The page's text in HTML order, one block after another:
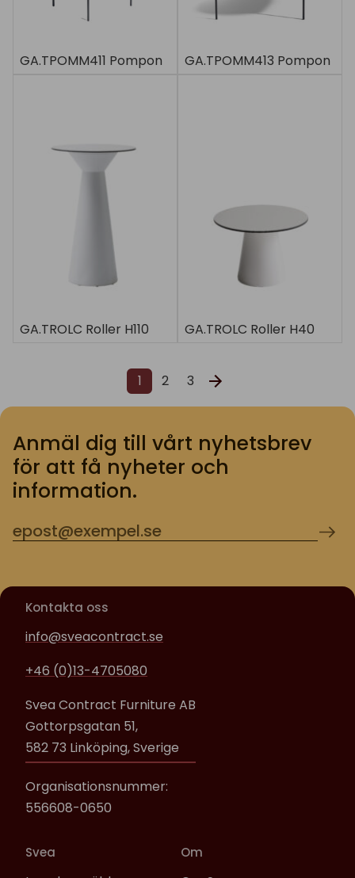
GA.TPOMM411 Pompon GA.TPOMM413 Pompon
GA.TROLC Roller H110 GA.TROLC Roller H40
1 2 3
Anmäl dig till vårt nyhetsbrev
för att få nyheter och
information.
Kontakta oss
info@sveacontract.se
+46 (0)13-4705080
Svea Contract Furniture AB
Gottorpsgatan 51,
582 73 Linköping, Sverige
Organisationsnummer:
556608-0650
Svea Om